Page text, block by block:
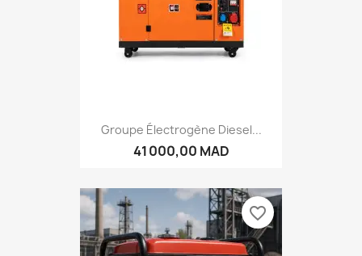
Groupe Électrogène Diesel...
41 000,00 MAD
favorite_border